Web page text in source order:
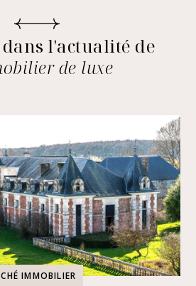
l'actualité de
de luxe
IMMOBILIER